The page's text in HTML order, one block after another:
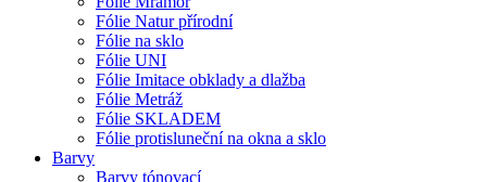
Fólie Natur přírodní
Fólie na sklo
Fólie UNI
Fólie Imitace obklady a dlažba
Fólie Metráž
Fólie SKLADEM
Fólie protisluneční na okna a sklo
Barvy
Barvy tónovací